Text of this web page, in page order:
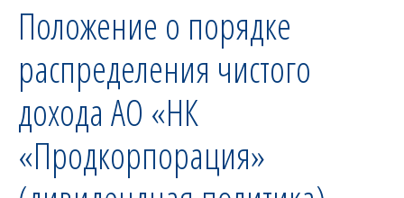
Положение о порядке
распределения чистого
дохода АО «НК
«Продкорпорация»